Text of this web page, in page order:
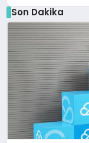
Son Dakika